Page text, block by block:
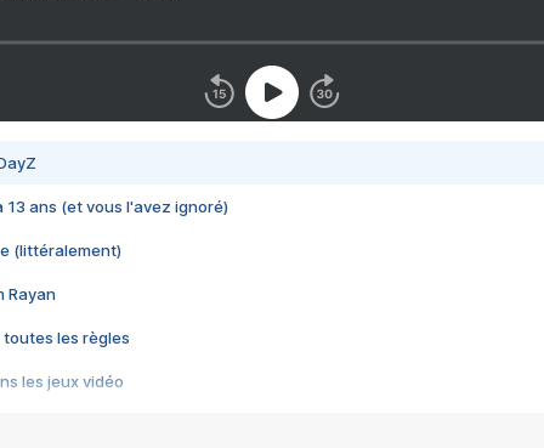
13 ans (et vous l'avez ignoré)
(littéralement)
Rayan
toutes les règles
les jeux vidéo